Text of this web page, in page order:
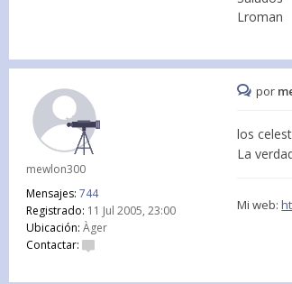
Lroman
mewlon300
Mensajes: 744
Registrado: 11 Jul 2005, 23:00
Ubicación: Àger
Contactar:
por
los
La
Mi web: